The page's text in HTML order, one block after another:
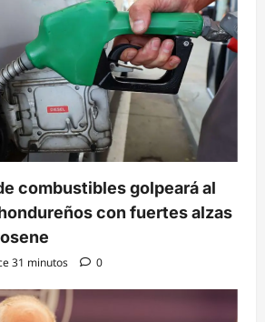
combustibles golpeará al
con fuertes alzas
31 minutos 0